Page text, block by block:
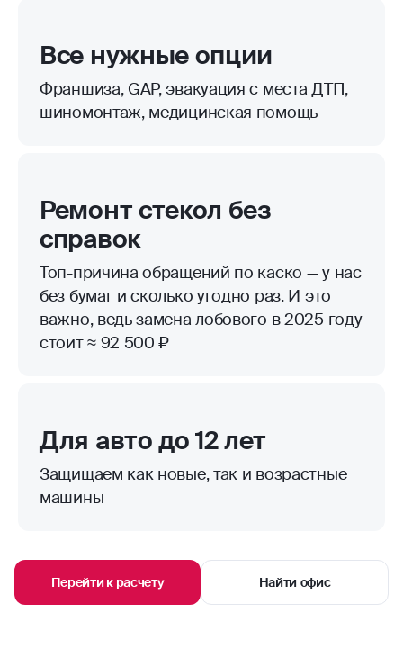
Все нужные опции
Франшиза, GAP, эвакуация с места ДТП,
шиномонтаж, медицинская помощь
Ремонт стекол без
справок
Топ-причина обращений по каско — у нас
без бумаг и сколько угодно раз. И это
важно, ведь замена лобового в 2025 году
стоит ≈ 92 500 ₽
Для авто до 12 лет
Защищаем как новые, так и возрастные
машины
Перейти к расчету Найти офис